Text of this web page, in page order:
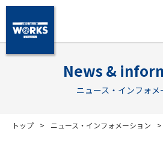
News &
ニュース・インフォメ
トップ ニュース・インフォメーション